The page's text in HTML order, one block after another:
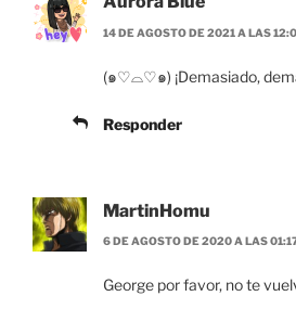
14 DE AGOSTO DE 2021 A LAS
(๑♡⌓♡๑) ¡Demasiado,
Responder
MartinHomu
6 DE AGOSTO DE 2020 A LAS
George por favor, no te